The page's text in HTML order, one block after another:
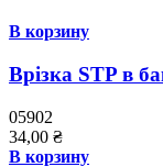
В корзину
Врізка STP в
05902
34,00 ₴
В корзину